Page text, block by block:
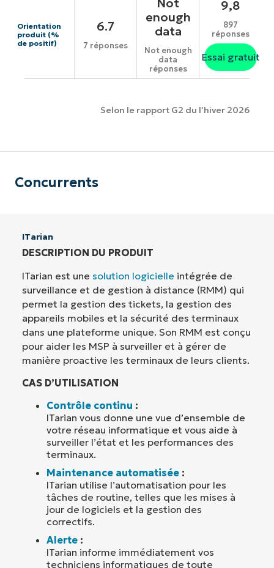
Orientation
produit (%
de positif)
6.7
7 réponses
enough
data
Not enough
data
réponses
9,8
897
réponses
Essai gratuit
Selon le rapport G2 du l’hiver 2026
Concurrents
ITarian
DESCRIPTION DU PRODUIT
ITarian est une solution logicielle intégrée de
surveillance et de gestion à distance (RMM) qui
permet la gestion des tickets, la gestion des
appareils mobiles et la sécurité des terminaux
dans une plateforme unique. Son RMM est conçu
pour aider les MSP à surveiller et à gérer de
manière proactive les terminaux de leurs clients.
CAS D’UTILISATION
Contrôle continu :
ITarian vous donne une vue d’ensemble de
votre réseau informatique et vous aide à
surveiller l’état et les performances des
terminaux.
Maintenance automatisée :
ITarian utilise l’automatisation pour les
tâches de routine, telles que les mises à
jour de logiciels et la gestion des
correctifs.
Alerte :
ITarian informe immédiatement vos
techniciens informatiques de toute